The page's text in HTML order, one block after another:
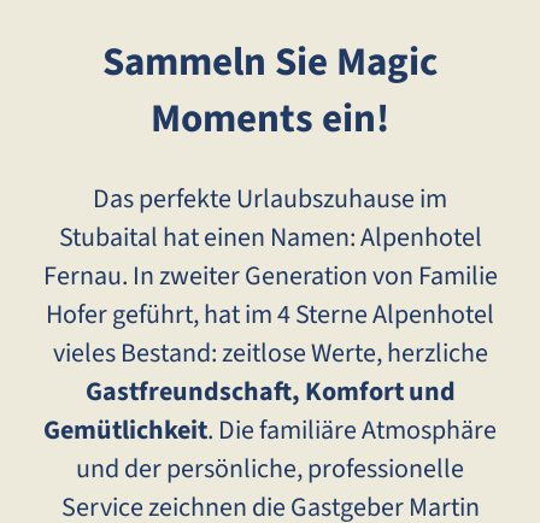
Sammeln Sie Magic
Moments ein!
Das perfekte Urlaubszuhause im
Stubaital hat einen Namen: Alpenhotel
Fernau. In zweiter Generation von Familie
Hofer geführt, hat im 4 Sterne Alpenhotel
vieles Bestand: zeitlose Werte, herzliche
Gastfreundschaft, Komfort und
Gemütlichkeit. Die familiäre Atmosphäre
und der persönliche, professionelle
Service zeichnen die Gastgeber Martin